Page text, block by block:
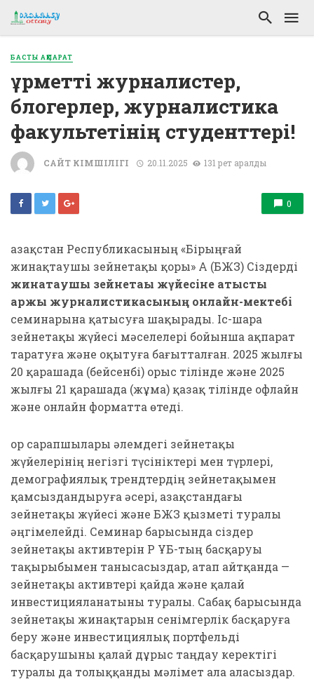
БАСТЫ АҚПАРАТ
Құрметті журналистер,
блогерлер, журналистика
факультетінің студенттері!
САЙТ ӘКІМШІЛІГІ 20.11.2025 131 рет қаралды
0
Қазақстан Республикасының «Бірыңғай
жинақтаушы зейнетақы қоры» АҚ (БЖЗҚ) Сіздерді
жинақтаушы зейнетақы жүйесіне қатысты
қаржы журналистикасының онлайн-мектебі
семинарына қатысуға шақырады. Іс-шара
зейнетақы жүйесі мәселелері бойынша ақпарат
таратуға және оқытуға бағытталған. 2025 жылғы
20 қарашада (бейсенбі) орыс тілінде және 2025
жылғы 21 қарашада (жұма) қазақ тілінде офлайн
және онлайн форматта өтеді.
Қор сарапшылары әлемдегі зейнетақы
жүйелерінің негізгі түсініктері мен түрлері,
демографиялық трендтердің зейнетақымен
қамсыздандыруға әсері, Қазақстандағы
зейнетақы жүйесі және БЖЗҚ қызметі туралы
әңгімелейді. Семинар барысында сіздер
зейнетақы активтерін ҚР ҰБ-тың басқаруы
тақырыбымен танысасыздар, атап айтқанда —
зейнетақы активтері қайда және қалай
инвестицияланатыны туралы. Сабақ барысында
зейнетақы жинақтарын сенімгерлік басқаруға
беру және инвестициялық портфельді
басқарушыны қалай дұрыс таңдау керектігі
туралы да толыққанды мәлімет ала аласыздар.